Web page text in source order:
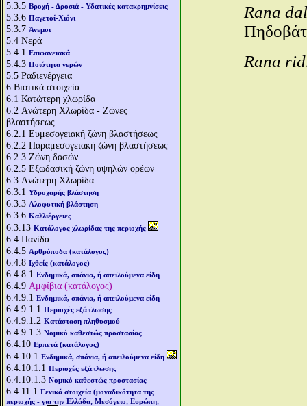
5.3.5 Βροχή - Δροσιά - Υδατικές κατακρημνίσεις
5.3.6 Παγετοί-Χιόνι
5.3.7 Άνεμοι
5.4 Νερά
5.4.1 Επιφανειακά
5.4.3 Ποιότητα νερών
5.5 Ραδιενέργεια
6 Βιοτικά στοιχεία
6.1 Κατώτερη χλωρίδα
6.2 Aνώτερη Χλωρίδα - Ζώνες
βλαστήσεως
6.2.1 Ευμεσογειακή ζώνη βλαστήσεως
6.2.2 Παραμεσογειακή ζώνη βλαστήσεως
6.2.3 Ζώνη δασών
6.2.5 Εξωδασική ζώνη υψηλών ορέων
6.3 Aνώτερη Χλωρίδα
6.3.1 Υδροχαρής βλάστηση
6.3.3 Αλοφυτική βλάστηση
6.3.6 Καλλιέργειες
6.3.13 Κατάλογος χλωρίδας της περιοχής
6.4 Πανίδα
6.4.5 Αρθρόποδα (κατάλογος)
6.4.8 Ιχθείς (κατάλογος)
6.4.8.1 Ενδημικά, σπάνια, ή απειλούμενα είδη
6.4.9 Αμφίβια (κατάλογος)
6.4.9.1 Ενδημικά, σπάνια, ή απειλούμενα είδη
6.4.9.1.1 Περιοχές εξάπλωσης
6.4.9.1.2 Κατάσταση πληθυσμού
6.4.9.1.3 Νομικό καθεστώς προστασίας
6.4.10 Ερπετά (κατάλογος)
6.4.10.1 Ενδημικά, σπάνια, ή απειλούμενα είδη
6.4.10.1.1 Περιοχές εξάπλωσης
6.4.10.1.3 Νομικό καθεστώς προστασίας
6.4.11.1 Γενικά στοιχεία (μοναδικότητα της
περιοχής - για την Ελλάδα, Μεσόγειο, Ευρώπη,
Rana
Rana